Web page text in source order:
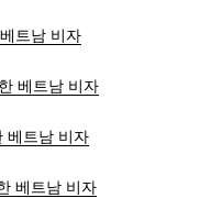
트남 비자
베트남 비자
베트남 비자
베트남 비자